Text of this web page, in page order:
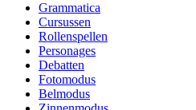
Grammatica
Cursussen
Rollenspellen
Personages
Debatten
Fotomodus
Belmodus